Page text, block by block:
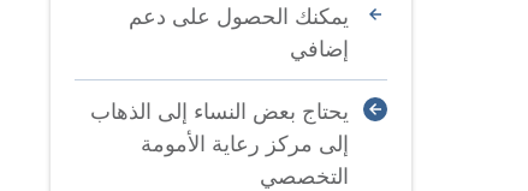
يمكنك الحصول على دعم
إضافي
يحتاج بعض النساء إلى الذهاب
إلى مركز رعاية الأمومة
التخصصي